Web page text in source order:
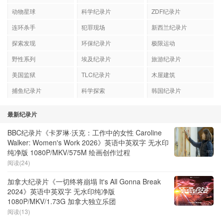
动物星球
科学纪录片
ZDF纪录片
连环杀手
犯罪现场
新西兰纪录片
探索发现
环保纪录片
极限运动
野性系列
埃及纪录片
旅游纪录片
美国监狱
TLC纪录片
木屋建筑
捕鱼纪录片
科学探索 韩国纪录片
最新纪录片
BBC纪录片《卡罗琳·沃克：工作中的女性 Caroline
Walker: Women's Work 2026》英语中英双字 无水印
纯净版 1080P/MKV/575M 绘画创作过程
阅读(24)
加拿大纪录片《一切终将崩塌 It's All Gonna Break
2024》英语中英双字 无水印纯净版
1080P/MKV/1.73G 加拿大独立乐团
阅读(13)